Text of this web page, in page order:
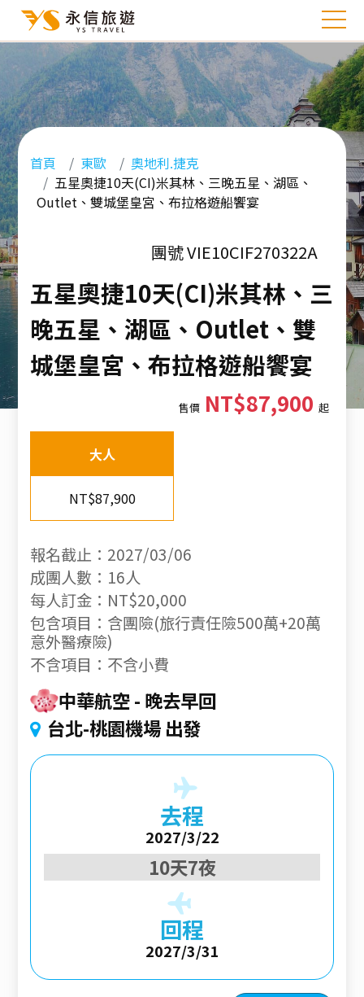
首頁 東歐
奧地利.捷克
五星奧捷10天(CI)米其林、三晚五星、湖區、
Outlet、雙城堡皇宮、布拉格遊船饗宴
團號 VIE10CIF270322A
五星奧捷10天(CI)米其林、三
晚五星、湖區、Outlet、雙
城堡皇宮、布拉格遊船饗宴
售價NT$87,900 起
大人
NT$87,900
報名截止：2027/03/06
成團人數：16人
每人訂金：NT$20,000
包含項目：含團險(旅行責任險500萬+20萬
意外醫療險)
不含項目：不含小費
中華航空 晚去早回
台北-桃園機場 出發
去程
2027/3/22
10天7夜
回程
2027/3/31